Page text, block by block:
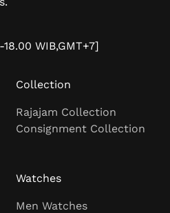
WIB,GMT+7]
Collection
Rajajam Collection
Consignment Collection
Watches
Men Watches